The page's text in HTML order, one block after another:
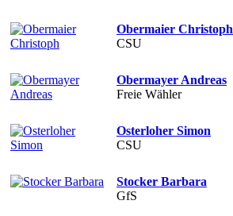
Obermaier Christoph
CSU
Obermayer Andreas
Freie Wähler
Osterloher Simon
CSU
Stocker Barbara
GfS